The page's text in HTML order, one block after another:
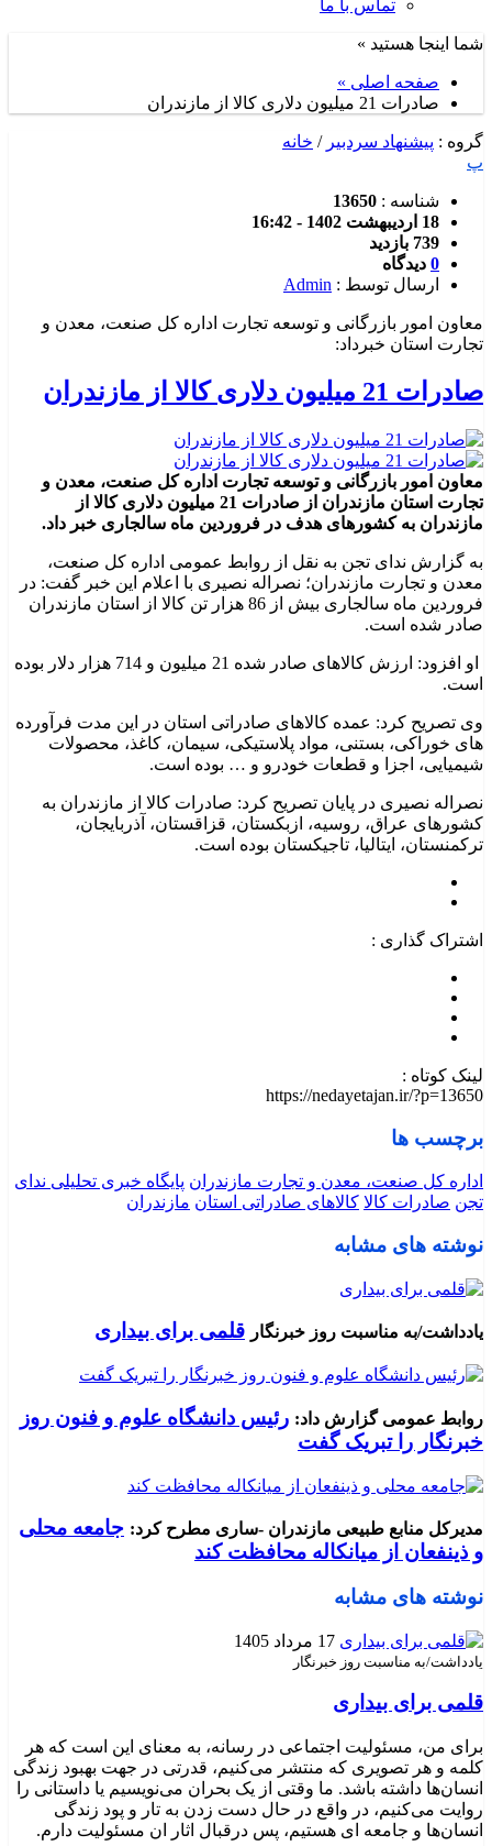
تماس با ما
شما اینجا هستید »
صفحه اصلی »
صادرات 21 میلیون دلاری کالا از مازندران
گروه : پیشنهاد سردبیر / خانه
پ
شناسه : 13650
18 اردیبهشت 1402 - 16:42
739 بازدید
0 دیدگاه
ارسال توسط : Admin
معاون امور بازرگانی و توسعه تجارت اداره کل صنعت، معدن و
تجارت استان خبرداد:
صادرات 21 میلیون دلاری کالا از مازندران
معاون امور بازرگانی و توسعه تجارت اداره کل صنعت، معدن و
تجارت استان مازندران از صادرات 21 میلیون دلاری کالا از
مازندران به کشورهای هدف در فروردین ماه سالجاری خبر داد.
به گزارش ندای تجن به نقل از روابط عمومی اداره کل صنعت،
معدن و تجارت مازندران؛ نصراله نصیری با اعلام این خبر گفت: در
فروردین ماه سالجاری بیش از 86 هزار تن کالا از استان مازندران
صادر شده است.
او افزود: ارزش کالاهای صادر شده 21 میلیون و 714 هزار دلار بوده
است.
وی تصریح کرد: عمده کالاهای صادراتی استان در این مدت فرآورده
های خوراکی، بستنی، مواد پلاستیکی، سیمان، کاغذ، محصولات
شیمیایی، اجزا و قطعات خودرو و … بوده است.
نصراله نصیری در پایان تصریح کرد: صادرات کالا از مازندران به
کشورهای عراق، روسیه، ازبکستان، قزاقستان، آذربایجان،
ترکمنستان، ایتالیا، تاجیکستان بوده است.
اشتراک گذاری :
لینک کوتاه :
https://nedayetajan.ir/?p=13650
برچسب ها
اداره کل صنعت، معدن و تجارت مازندران پایگاه خبری تحلیلی ندای
تجن صادرات کالا کالاهای صادراتی استان مازندران
نوشته های مشابه
یادداشت/به مناسبت روز خبرنگار قلمی برای بیداری
روابط عمومی گزارش داد: رئیس دانشگاه علوم و فنون روز
خبرنگار را تبریک گفت
مدیرکل منابع طبیعی مازندران -ساری مطرح کرد: جامعه محلی
و ذینفعان از میانکاله محافظت کند
نوشته های مشابه
17 مرداد 1405
یادداشت/به مناسبت روز خبرنگار
قلمی برای بیداری
برای من، مسئولیت اجتماعی در رسانه، به معنای این است که هر
کلمه و هر تصویری که منتشر می‌کنیم، قدرتی در جهت بهبود زندگی
انسان‌ها داشته باشد. ما وقتی از یک بحران می‌نویسیم یا داستانی را
روایت می‌کنیم، در واقع در حال دست زدن به تار و پود زندگی
انسان‌ها و جامعه ای هستیم، پس درقبال اثار ان مسئولیت دارم.